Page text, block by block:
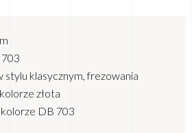
stylu klasycznym, frezowania
złota
kolorze DB 703